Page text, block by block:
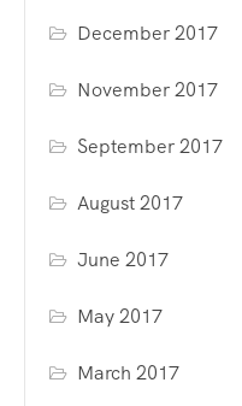
December 2017
November 2017
September 2017
August 2017
June 2017
May 2017
March 2017